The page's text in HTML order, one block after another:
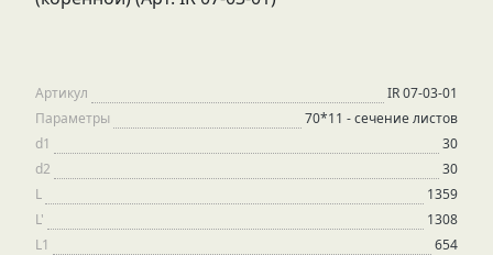
Артикул
IR 07-03-01
Параметры
70*11 - сечение листов
d1
30
d2
30
L
1359
L'
1308
L1
654